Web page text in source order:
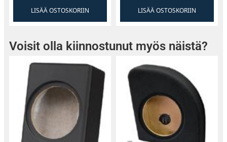
LISÄÄ OSTOSKORIIN LISÄÄ OSTOSKORIIN
Voisit olla kiinnostunut myös näistä?